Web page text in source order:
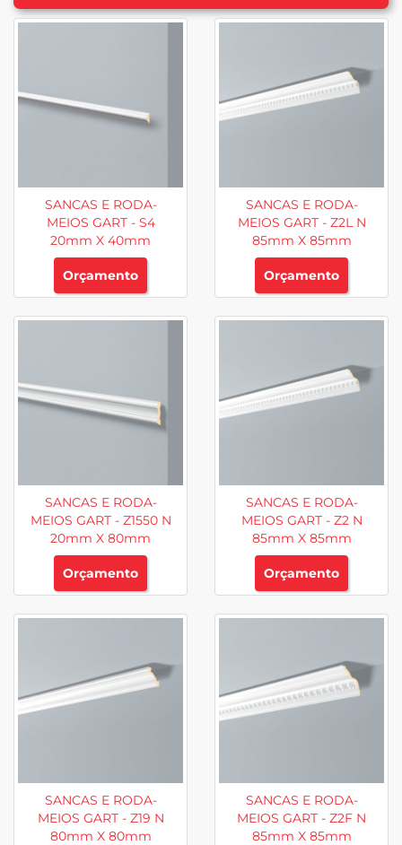
SANCAS E RODA-
MEIOS GART - S4
20mm X 40mm
Orçamento
SANCAS E RODA-
MEIOS GART - Z2L N
85mm X 85mm
Orçamento
SANCAS E RODA-
MEIOS GART - Z1550 N
20mm X 80mm
Orçamento
SANCAS E RODA-
MEIOS GART - Z2 N
85mm X 85mm
Orçamento
SANCAS E RODA-
MEIOS GART - Z19 N
80mm X 80mm
SANCAS E RODA-
MEIOS GART - Z2F N
85mm X 85mm